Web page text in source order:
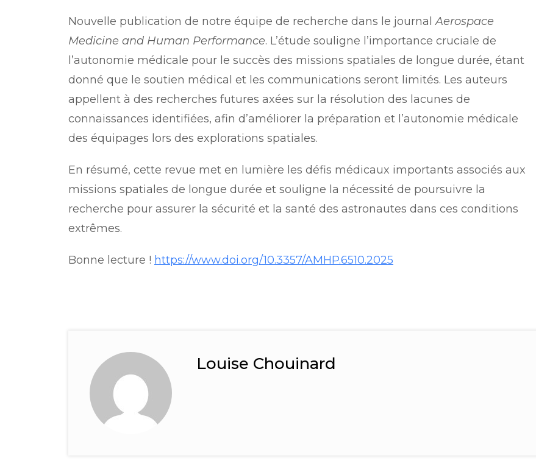
Nouvelle publication de notre équipe de recherche dans le journalAerospace
Medicine and Human Performance. L’étude souligne l’importance cruciale de
l’autonomie médicale pour le succès des missions spatiales de longue durée, étant
donné que le soutien médical et les communications seront limités. Les auteurs
appellent à des recherches futures axées sur la résolution des lacunes de
connaissances identifiées, afin d’améliorer la préparation et l’autonomie médicale
des équipages lors des explorations spatiales.
En résumé, cette revue met en lumière les défis médicaux importants associés aux
missions spatiales de longue durée et souligne la nécessité de poursuivre la
recherche pour assurer la sécurité et la santé des astronautes dans ces conditions
extrêmes.
Bonne lecture ! https://www.doi.org/10.3357/AMHP.6510.2025
Louise Chouinard